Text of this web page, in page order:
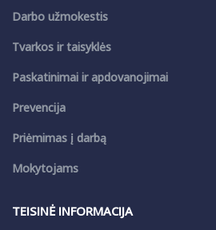
Darbo užmokestis
Tvarkos ir taisyklės
Paskatinimai ir apdovanojimai
Prevencija
Priėmimas į darbą
Mokytojams
TEISINĖ INFORMACIJA